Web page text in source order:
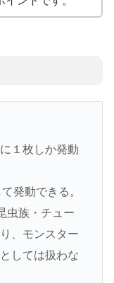
１枚しか発動
発動できる。
虫族・チュー
、モンスター
しては扱わな